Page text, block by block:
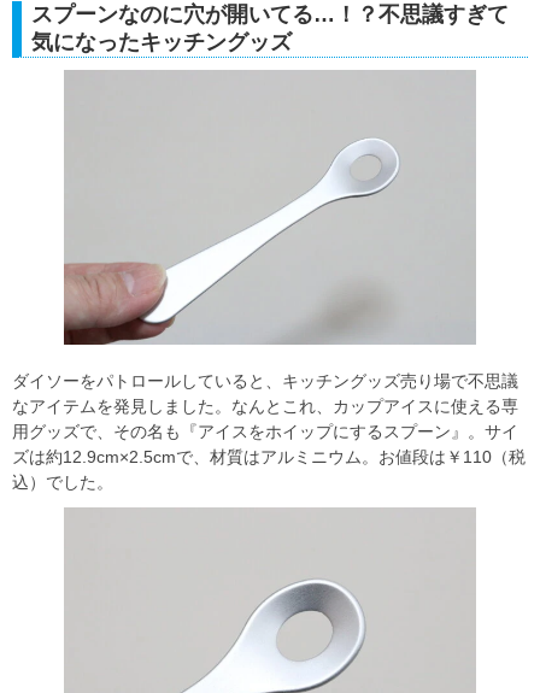
スプーンなのに穴が開いてる…！？不思議すぎて
気になったキッチングッズ
ダイソーをパトロールしていると、キッチングッズ売り場で不思議
なアイテムを発見しました。なんとこれ、カップアイスに使える専
用グッズで、その名も『アイスをホイップにするスプーン』。サイ
ズは約12.9cm×2.5cmで、材質はアルミニウム。お値段は￥110（税
込）でした。